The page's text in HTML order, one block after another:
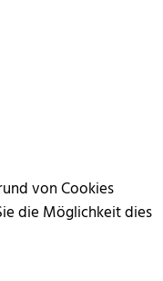
von Cookies
die Möglichkeit dies